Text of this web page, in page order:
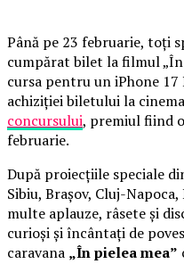
Până pe 23 februarie, toți
cumpărat bilet la filmul
cursa pentru un iPhone
achiziției biletului la
concursului, premiul fiind
februarie.
După proiecțiile speciale
Sibiu, Brașov, Cluj-
multe aplauze, râsete și
curioși și încântați de
caravana „În pielea mea”